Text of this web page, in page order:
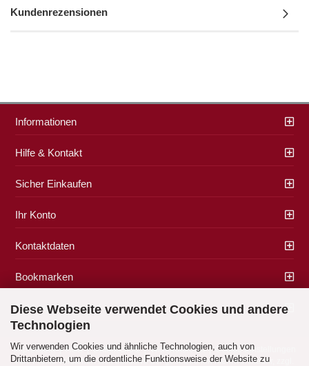
Diese Webseite verwendet Cookies und andere
Technologien
Wir verwenden Cookies und ähnliche Technologien, auch von
Drittanbietern, um die ordentliche Funktionsweise der Website zu
Kundenrezensionen
Informationen
Hilfe & Kontakt
Sicher Einkaufen
Ihr Konto
Kontaktdaten
Bookmarken
Zahlung & Versand
Impressum|AGB|Datenschutz|Widerrufsrecht| Cookie Einstellungen
Alle Preise verstehen sich inklusive der gesetzlichen Mehrwertsteuer, zzgl.